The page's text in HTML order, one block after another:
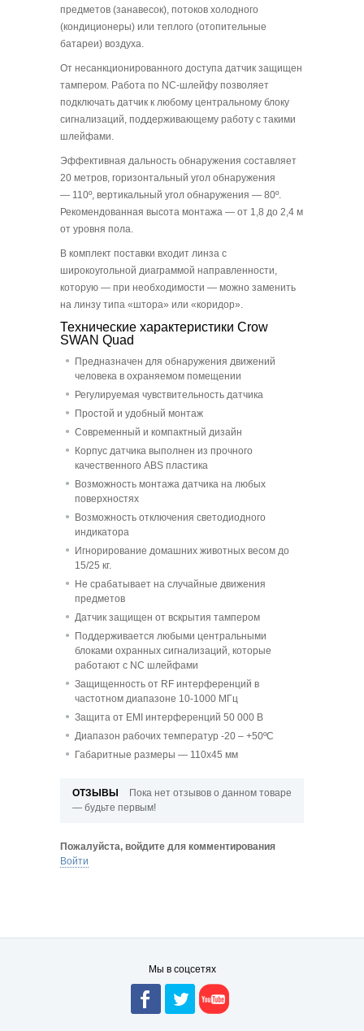
предметов (занавесок), потоков холодного
(кондиционеры) или теплого (отопительные
батареи) воздуха.
От несанкционированного доступа датчик защищен
тампером. Работа по NC-шлейфу позволяет
подключать датчик к любому центральному блоку
сигнализаций, поддерживающему работу с такими
шлейфами.
Эффективная дальность обнаружения составляет
20 метров, горизонтальный угол обнаружения
— 110º, вертикальный угол обнаружения — 80º.
Рекомендованная высота монтажа — от 1,8 до 2,4 м
от уровня пола.
В комплект поставки входит линза с
широкоугольной диаграммой направленности,
которую — при необходимости — можно заменить
на линзу типа «штора» или «коридор».
Технические характеристики Crow
SWAN Quad
Предназначен для обнаружения движений
человека в охраняемом помещении
Регулируемая чувствительность датчика
Простой и удобный монтаж
Современный и компактный дизайн
Корпус датчика выполнен из прочного
качественного ABS пластика
Возможность монтажа датчика на любых
поверхностях
Возможность отключения светодиодного
индикатора
Игнорирование домашних животных весом до
15/25 кг.
Не срабатывает на случайные движения
предметов
Датчик защищен от вскрытия тампером
Поддерживается любыми центральными
блоками охранных сигнализаций, которые
работают с NC шлейфами
Защищенность от RF интерференций в
частотном диапазоне 10-1000 МГц
Защита от EMI интерференций 50 000 В
Диапазон рабочих температур -20 – +50ºС
Габаритные размеры — 110х45 мм
ОТЗЫВЫ
Пока нет отзывов о данном товаре
— будьте первым!
Пожалуйста, войдите для комментирования
Войти
Мы в соцсетях